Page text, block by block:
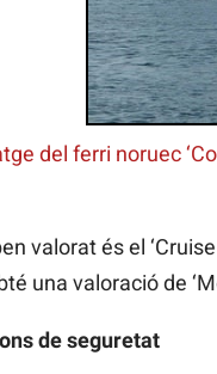
del ferri noruec
valorat és el
una valoració de
de seguretat